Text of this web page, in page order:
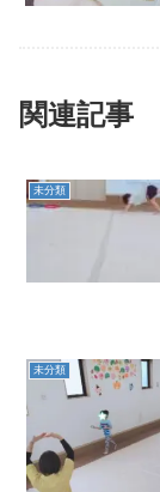
関連記事
未分類
未分類